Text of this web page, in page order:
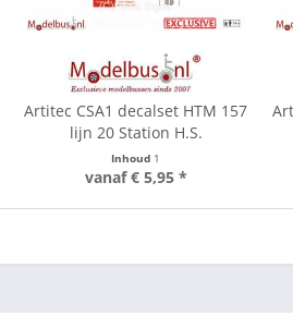
Artitec CSA1 decalset HTM 157
lijn 20 Station H.S.
Inhoud 1
vanaf € 5,95 *